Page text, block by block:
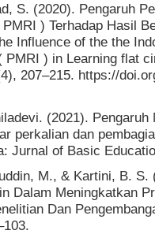
S. (2020). Pengaruh
) Terhadap Hasil
Influence of the the
PMRI ) in Learning flat
207–215. https://
(2021). Pengaruh
perkalian dan
Jurnal of Basic
M., & Kartini, B. S.
Dalam Meningkatkan
Dan